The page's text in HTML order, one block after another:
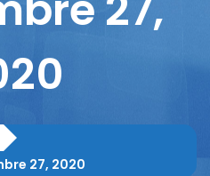
27, 2020